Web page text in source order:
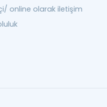
online olarak iletişim